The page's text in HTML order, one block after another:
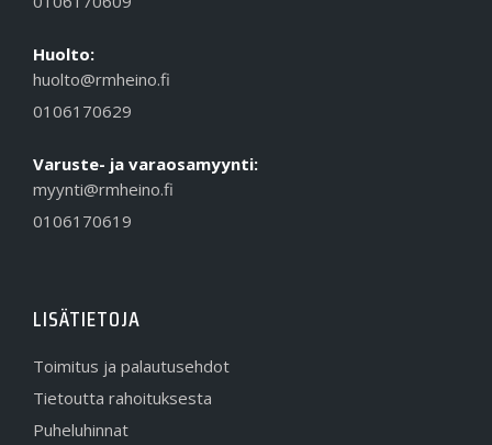
Huolto:
huolto@rmheino.fi
0106170629
Varuste- ja varaosamyynti:
myynti@rmheino.fi
0106170619
LISÄTIETOJA
Toimitus ja palautusehdot
Tietoutta rahoituksesta
Puheluhinnat